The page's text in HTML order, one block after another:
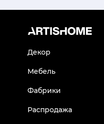
Декор
Мебель
Фабрики
Распродажа